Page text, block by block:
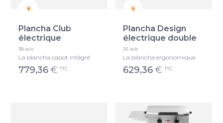
Plancha Club
électrique
38 avis
La plancha capot intégré
779,36 € TTC
Plancha Design
électrique double
26 avis
La plancha ergonomique
629,36 € TTC